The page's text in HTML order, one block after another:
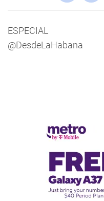
ESPECIAL
@DesdeLaHabana